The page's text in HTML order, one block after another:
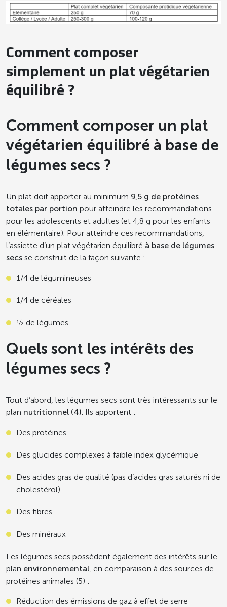
Comment composer
simplement un plat végétarien
équilibré ?
Comment composer un plat
végétarien équilibré à base de
légumes secs ?
Un plat doit apporter au minimum 9,5 g de protéines
totales par portion pour atteindre les recommandations
pour les adolescents et adultes (et 4,8 g pour les enfants
en élémentaire). Pour atteindre ces recommandations,
l’assiette d’un plat végétarien équilibré à base de légumes
secs se construit de la façon suivante :
1/4 de légumineuses
1/4 de céréales
½ de légumes
Quels sont les intérêts des
légumes secs ?
Tout d’abord, les légumes secs sont très intéressants sur le
plan nutritionnel (4) . Ils apportent :
Des protéines
Des glucides complexes à faible index glycémique
Des acides gras de qualité (pas d’acides gras saturés ni de
cholestérol)
Des fibres
Des minéraux
Les légumes secs possèdent également des intérêts sur le
plan environnemental , en comparaison à des sources de
protéines animales (5) :
Réduction des émissions de gaz à effet de serre